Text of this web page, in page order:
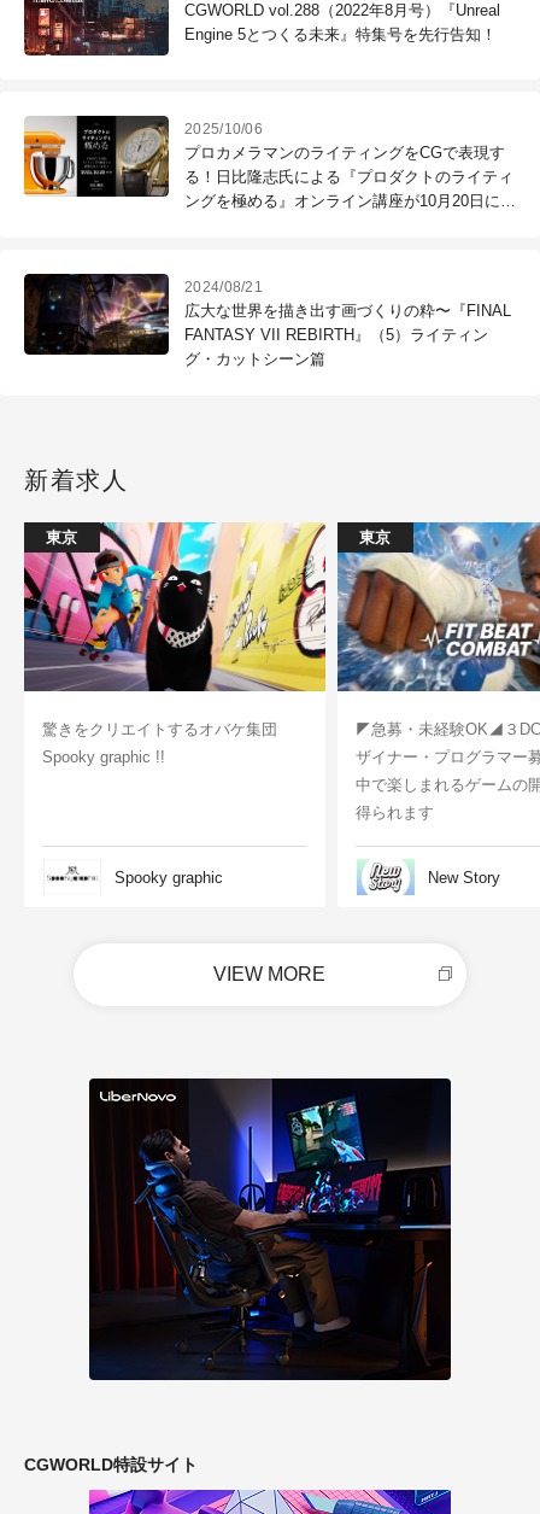
CGWORLD vol.288（2022年8月号）『Unreal
Engine 5とつくる未来』特集号を先行告知！
2025/10/06
プロカメラマンのライティングをCGで表現す
る！日比隆志氏による『プロダクトのライティ
ングを極める』オンライン講座が10月20日に開
2024/08/21
広大な世界を描き出す画づくりの粋〜『FINAL
FANTASY VII REBIRTH』（5）ライティン
グ・カットシーン篇
新着求人
東京
驚きをクリエイトするオバケ集団
Spooky graphic !!
Spooky graphic
東京
◤急募・未経験OK◢３
ザイナー・プログラマー
中で楽しまれるゲームの
得られます
New Story
VIEW MORE
CGWORLD特設サイト